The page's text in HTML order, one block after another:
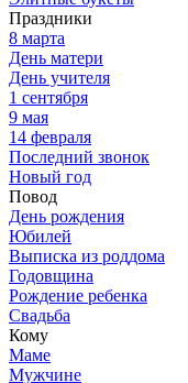
Праздники
8 марта
День матери
День учителя
1 сентября
9 мая
14 февраля
Последний звонок
Новый год
Повод
День рождения
Юбилей
Выписка из роддома
Годовщина
Рождение ребенка
Свадьба
Кому
Маме
Мужчине